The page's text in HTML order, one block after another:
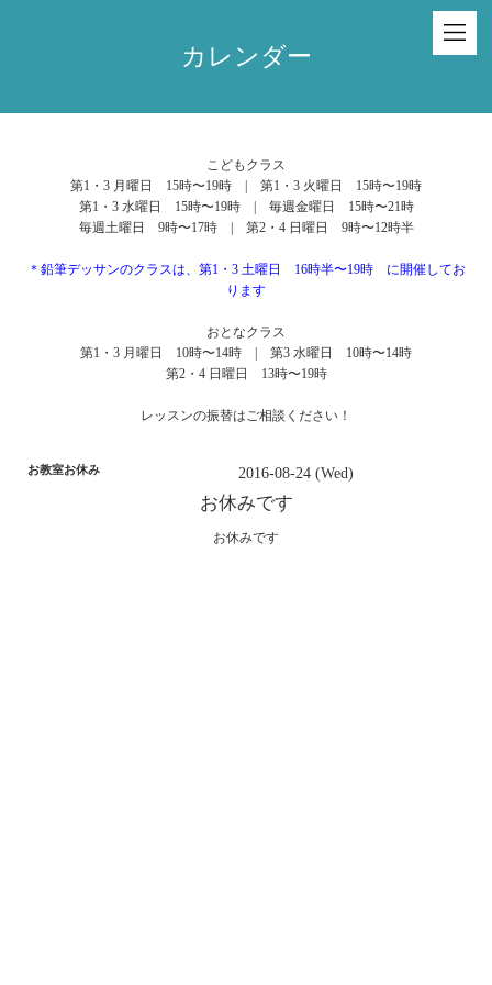
カレンダー
こどもクラス
第1・3 月曜日 15時〜19時 | 第1・3 火曜日 15時〜19時
第1・3 水曜日 15時〜19時 | 毎週金曜日 15時〜21時
毎週土曜日 9時〜17時 | 第2・4 日曜日 9時〜12時半
＊鉛筆デッサンのクラスは、第1・3 土曜日 16時半〜19時 に開催してお
ります
おとなクラス
第1・3 月曜日 10時〜14時 | 第3 水曜日 10時〜14時
第2・4 日曜日 13時〜19時
レッスンの振替はご相談ください！
お教室お休み 2016-08-24 (Wed)
お休みです
お休みです